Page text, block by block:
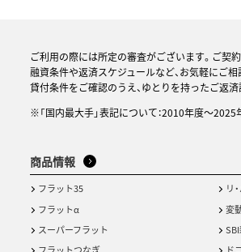
ご利用の際には所定の審査がございます。ご契
融資条件や返済スケジュールなど、お気軽にご相
貸付条件をご確認のうえ、ゆとりを持ったご返済
※「国内最大手」表記について：2010年度～2025
商品情報
フラット35
フラットα
スーパーフラット
リ
変